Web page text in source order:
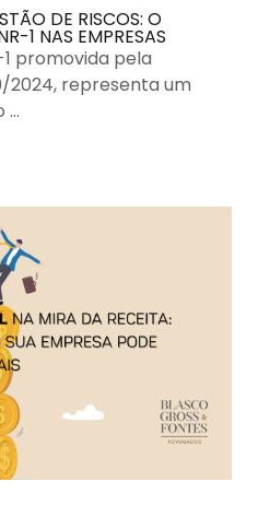
DE RISCOS: O
1 NAS EMPRESAS
promovida pela
2024, representa um
…